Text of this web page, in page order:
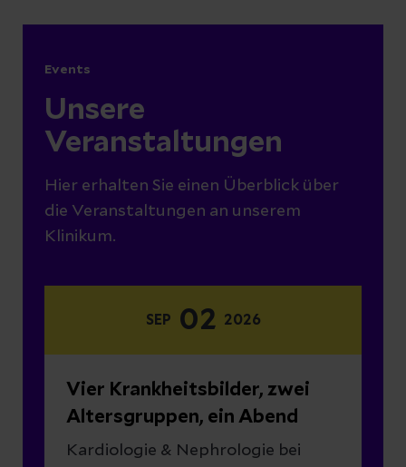
Events
Unsere
Veranstaltungen
Hier erhalten Sie einen Überblick über
die Veranstaltungen an unserem
Klinikum.
SEP 02 2026
Vier Krankheitsbilder, zwei
Altersgruppen, ein Abend
Kardiologie & Nephrologie bei